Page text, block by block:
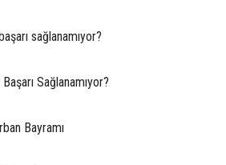
sağlanamıyor?
Sağlanamıyor?
Bayramı